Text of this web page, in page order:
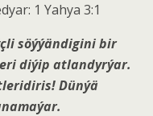
1 Yahya 3:1
söýýändigini bir
diýip atlandyrýar.
Dünýä